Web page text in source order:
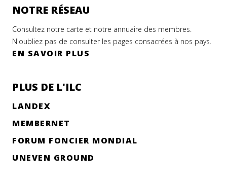
NOTRE RÉSEAU
Consultez notre carte et notre annuaire des membres.
N'oubliez pas de consulter les pages consacrées à nos pays.
EN SAVOIR PLUS
PLUS DE L'ILC
LANDEX
MEMBERNET
FORUM FONCIER MONDIAL
UNEVEN GROUND